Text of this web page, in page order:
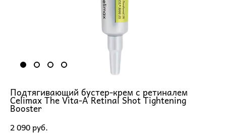
Подтягивающий бустер-крем с ретиналем
Celimax The Vita-A Retinal Shot Tightening
Booster
2 090 pуб.